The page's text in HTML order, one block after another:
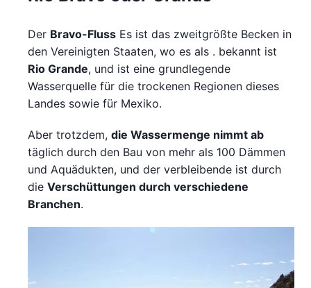
Der Bravo-Fluss Es ist das zweitgrößte Becken in
den Vereinigten Staaten, wo es als . bekannt ist
Rio Grande, und ist eine grundlegende
Wasserquelle für die trockenen Regionen dieses
Landes sowie für Mexiko.
Aber trotzdem, die Wassermenge nimmt ab
täglich durch den Bau von mehr als 100 Dämmen
und Aquädukten, und der verbleibende ist durch
die Verschüttungen durch verschiedene
Branchen.